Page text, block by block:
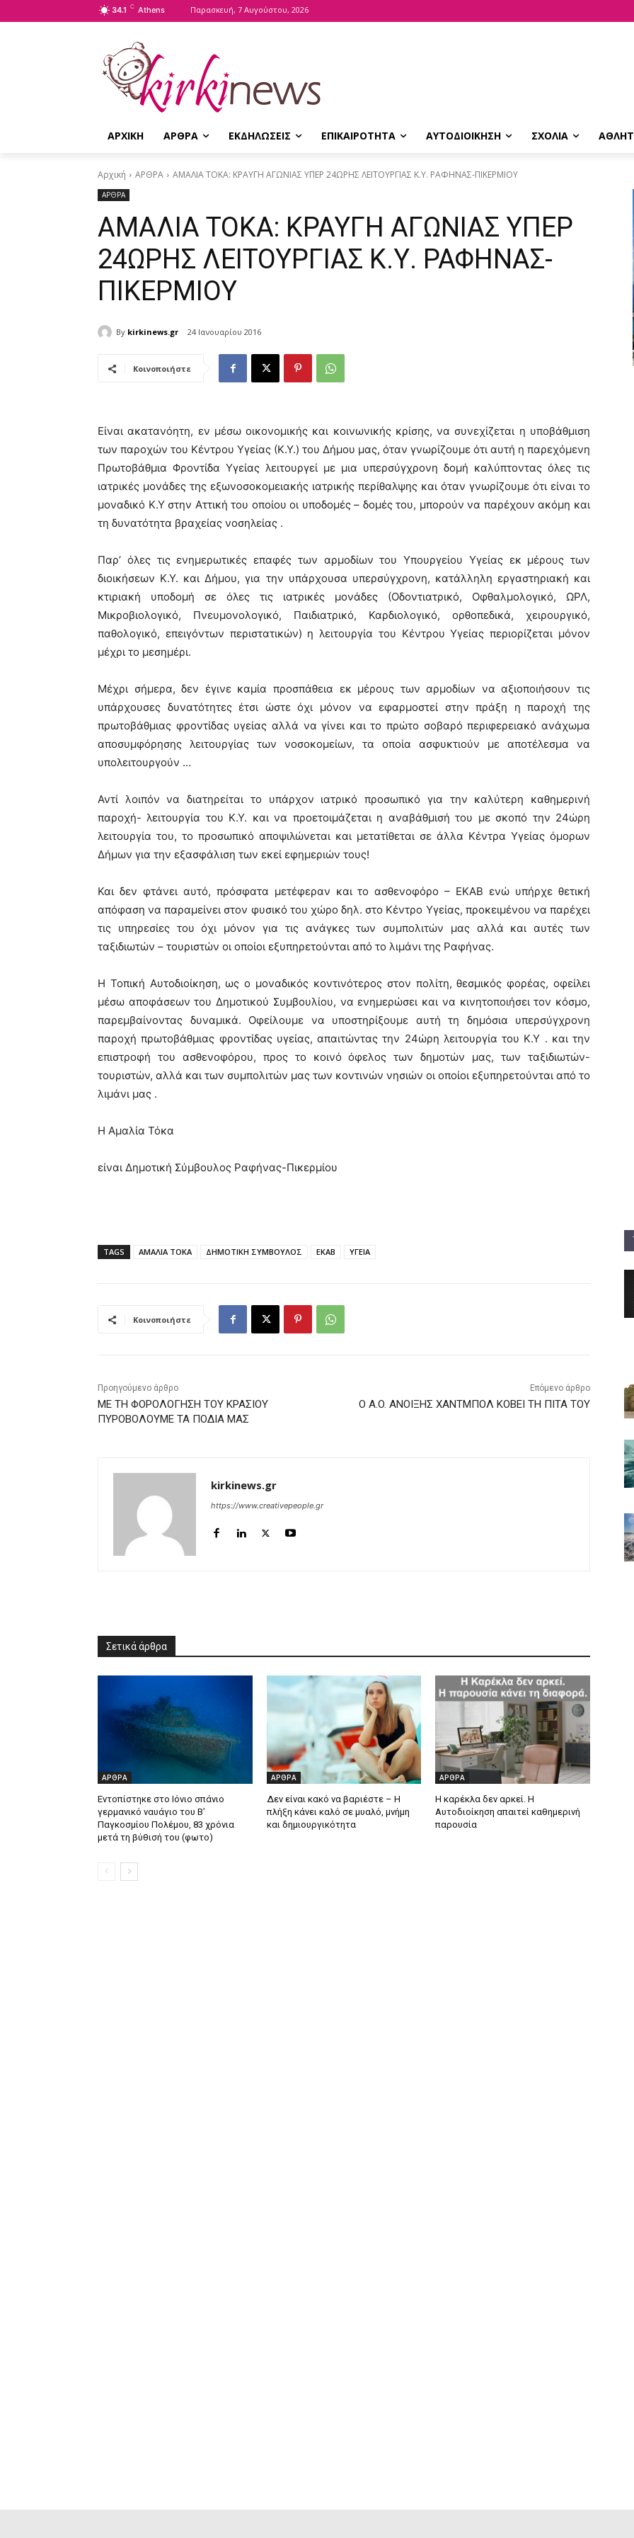
34.1 C Athens Παρασκευή, 7 Αυγούστου, 2026
ΑΡΧΙΚΗ ΑΡΘΡΑ ΕΚΔΗΛΩΣΕΙΣ ΕΠΙΚΑΙΡΟΤΗΤΑ ΑΥΤΟΔΙΟΙΚΗΣΗ ΣΧΟΛΙΑ
Αρχική ΑΡΘΡΑ ΑΜΑΛΙΑ ΤΟΚΑ: ΚΡΑΥΓΗ ΑΓΩΝΙΑΣ ΥΠΕΡ 24ΩΡΗΣ ΛΕΙΤΟΥΡΓΙΑΣ Κ.Υ. ΡΑΦΗΝΑΣ-ΠΙΚΕΡΜΙΟΥ
ΑΡΘΡΑ
ΑΜΑΛΙΑ ΤΟΚΑ: ΚΡΑΥΓΗ ΑΓΩΝΙΑΣ ΥΠΕΡ
24ΩΡΗΣ ΛΕΙΤΟΥΡΓΙΑΣ Κ.Υ. ΡΑΦΗΝΑΣ-
ΠΙΚΕΡΜΙΟΥ
By kirkinews.gr 24 Ιανουαρίου 2016
Κοινοποιήστε
Είναι ακατανόητη, εν μέσω οικονομικής και κοινωνικής κρίσης, να συνεχίζεται η υποβάθμιση
των παροχών του Κέντρου Υγείας (Κ.Υ.) του Δήμου μας, όταν γνωρίζουμε ότι αυτή η παρεχόμενη
Πρωτοβάθμια Φροντίδα Υγείας λειτουργεί με μια υπερσύγχρονη δομή καλύπτοντας όλες τις
ιατρικές μονάδες της εξωνοσοκομειακής ιατρικής περίθαλψης και όταν γνωρίζουμε ότι είναι το
μοναδικό Κ.Υ στην Αττική του οποίου οι υποδομές – δομές του, μπορούν να παρέχουν ακόμη και
τη δυνατότητα βραχείας νοσηλείας .
Παρ’ όλες τις ενημερωτικές επαφές των αρμοδίων του Υπουργείου Υγείας εκ μέρους των
διοικήσεων Κ.Υ. και Δήμου, για την υπάρχουσα υπερσύγχρονη, κατάλληλη εργαστηριακή και
κτιριακή υποδομή σε όλες τις ιατρικές μονάδες (Οδοντιατρικό, Οφθαλμολογικό, ΩΡΛ,
Μικροβιολογικό, Πνευμονολογικό, Παιδιατρικό, Καρδιολογικό, ορθοπεδικά, χειρουργικό,
παθολογικό, επειγόντων περιστατικών) η λειτουργία του Κέντρου Υγείας περιορίζεται μόνον
μέχρι το μεσημέρι.
Μέχρι σήμερα, δεν έγινε καμία προσπάθεια εκ μέρους των αρμοδίων να αξιοποιήσουν τις
υπάρχουσες δυνατότητες έτσι ώστε όχι μόνον να εφαρμοστεί στην πράξη η παροχή της
πρωτοβάθμιας φροντίδας υγείας αλλά να γίνει και το πρώτο σοβαρό περιφερειακό ανάχωμα
αποσυμφόρησης λειτουργίας των νοσοκομείων, τα οποία ασφυκτιούν με αποτέλεσμα να
υπολειτουργούν …
Αντί λοιπόν να διατηρείται το υπάρχον ιατρικό προσωπικό για την καλύτερη καθημερινή
παροχή- λειτουργία του Κ.Υ. και να προετοιμάζεται η αναβάθμισή του με σκοπό την 24ώρη
λειτουργία του, το προσωπικό αποψιλώνεται και μετατίθεται σε άλλα Κέντρα Υγείας όμορων
Δήμων για την εξασφάλιση των εκεί εφημεριών τους!
Και δεν φτάνει αυτό, πρόσφατα μετέφεραν και το ασθενοφόρο – ΕΚΑΒ ενώ υπήρχε θετική
απόφαση να παραμείνει στον φυσικό του χώρο δηλ. στο Κέντρο Υγείας, προκειμένου να παρέχει
τις υπηρεσίες του όχι μόνον για τις ανάγκες των συμπολιτών μας αλλά και αυτές των
ταξιδιωτών – τουριστών οι οποίοι εξυπηρετούνται από το λιμάνι της Ραφήνας.
Η Τοπική Αυτοδιοίκηση, ως ο μοναδικός κοντινότερος στον πολίτη, θεσμικός φορέας, οφείλει
μέσω αποφάσεων του Δημοτικού Συμβουλίου, να ενημερώσει και να κινητοποιήσει τον κόσμο,
παρεμβαίνοντας δυναμικά. Οφείλουμε να υποστηρίξουμε αυτή τη δημόσια υπερσύγχρονη
παροχή πρωτοβάθμιας φροντίδας υγείας, απαιτώντας την 24ώρη λειτουργία του Κ.Υ . και την
επιστροφή του ασθενοφόρου, προς το κοινό όφελος των δημοτών μας, των ταξιδιωτών-
τουριστών, αλλά και των συμπολιτών μας των κοντινών νησιών οι οποίοι εξυπηρετούνται από το
λιμάνι μας .
Η Αμαλία Τόκα
είναι Δημοτική Σύμβουλος Ραφήνας-Πικερμίου
TAGS ΑΜΑΛΙΑ ΤΟΚΑ ΔΗΜΟΤΙΚΗ ΣΥΜΒΟΥΛΟΣ ΕΚΑΒ ΥΓΕΙΑ
Κοινοποιήστε
Προηγούμενο άρθρο
ΜΕ ΤΗ ΦΟΡΟΛΟΓΗΣΗ ΤΟΥ ΚΡΑΣΙΟΥ
ΠΥΡΟΒΟΛΟΥΜΕ ΤΑ ΠΟΔΙΑ ΜΑΣ
Επόμενο άρθρο
O A.O. ΑΝΟΙΞΗΣ ΧΑΝΤΜΠΟΛ ΚΟΒΕΙ ΤΗ ΠΙΤΑ ΤΟΥ
kirkinews.gr
https://www.creativepeople.gr
Σετικά άρθρα
ΑΡΘΡΑ
Εντοπίστηκε στο Ιόνιο σπάνιο
γερμανικό ναυάγιο του Β’
Παγκοσμίου Πολέμου, 83 χρόνια
μετά τη βύθισή του (φωτο)
ΑΡΘΡΑ
Δεν είναι κακό να βαριέστε – Η
πλήξη κάνει καλό σε μυαλό, μνήμη
και δημιουργικότητα
ΑΡΘΡΑ
Η καρέκλα δεν αρκεί. Η
Αυτοδιοίκηση απαιτεί καθημερινή
παρουσία